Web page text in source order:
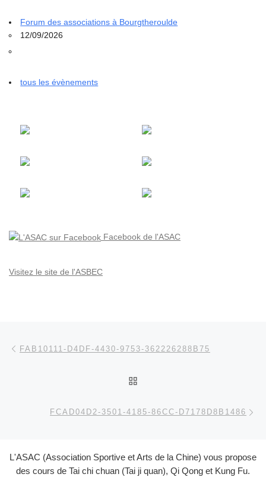
Forum des associations à Bourgtheroulde
12/09/2026
tous les évènements
Facebook de l'ASAC
Visitez le site de l'ASBEC
Parcourir les articles
FAB10111-D4DF-4430-9753-362226288B75
FCAD04D2-3501-4185-86CC-D7178D8B1486
L'ASAC (Association Sportive et Arts de la Chine) vous propose
des cours de Tai chi chuan (Tai ji quan), Qi Qong et Kung Fu.